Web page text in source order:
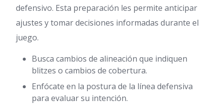
defensivo. Esta preparación les permite anticipar
ajustes y tomar decisiones informadas durante el
juego.
Busca cambios de alineación que indiquen
blitzes o cambios de cobertura.
Enfócate en la postura de la línea defensiva
para evaluar su intención.